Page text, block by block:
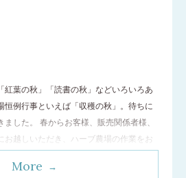
紅葉の秋」「読書の秋」などいろいろあ
恒例行事といえば「収穫の秋」。待ちに
した。 春からお客様、販売関係者様、
お越しいただき、ハーブ農場の作業をお
葉茎の収穫および選別など様々。そして
More